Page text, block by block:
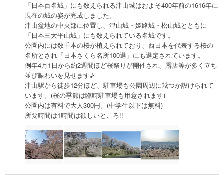
「日本百名城」にも数えられる津山城はおよそ400年前の1616年に
現在の城の姿が完成しました。
津山盆地の中央部に位置し、津山城・姫路城・松山城とともに
「日本三大平山城」にも数えられている名城です。
公園内には数千本の桜が植えられており、西日本を代表する桜の
名所とされ「日本さくら名所100選」にも選定されています。
例年4月1日から約2週間ほど桜祭りが開催され、露店等が多く立ち
並び賑わいを見せます♪
津山駅から徒歩12分ほど、駐車場も公園周辺に幾つか設けられて
います。(桜の季節は臨時駐車場も用意されます)
公園内は有料で大人300円。(中学生以下は無料)
所要時間は1時間は欲しいところ!!